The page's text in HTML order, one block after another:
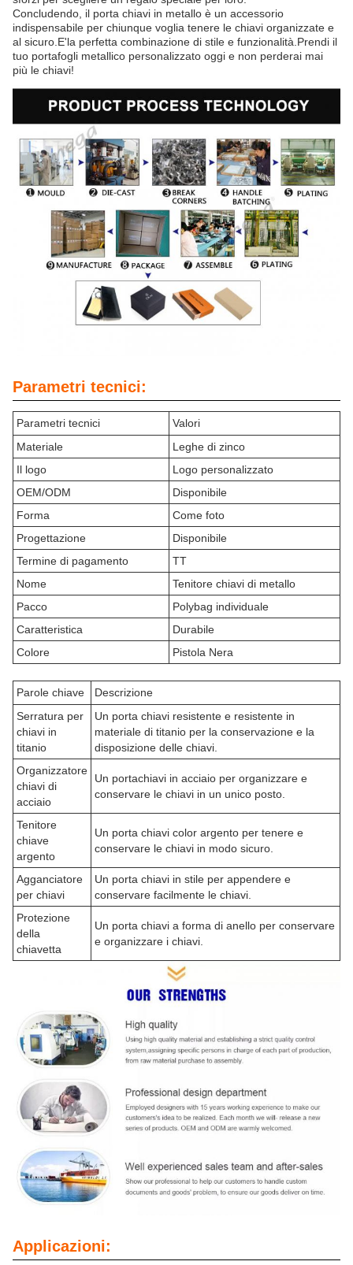
Concludendo, il porta chiavi in metallo è un accessorio
indispensabile per chiunque voglia tenere le chiavi organizzate e
al sicuro.E'la perfetta combinazione di stile e funzionalità.Prendi il
tuo portafogli metallico personalizzato oggi e non perderai mai
più le chiavi!
Parametri tecnici:
Parametri tecnici
Valori
Materiale
Leghe di zinco
Il logo
Logo personalizzato
OEM/ODM
Disponibile
Forma
Come foto
Progettazione
Disponibile
Termine di pagamento
TT
Nome
Tenitore chiavi di metallo
Pacco
Polybag individuale
Caratteristica
Durabile
Colore
Pistola Nera
Parole chiave
Descrizione
Serratura per
chiavi in
titanio
Un porta chiavi resistente e resistente in
materiale di titanio per la conservazione e la
disposizione delle chiavi.
Organizzatore
chiavi di
acciaio
Un portachiavi in acciaio per organizzare e
conservare le chiavi in un unico posto.
Tenitore
chiave
argento
Un porta chiavi color argento per tenere e
conservare le chiavi in modo sicuro.
Agganciatore
per chiavi
Un porta chiavi in stile per appendere e
conservare facilmente le chiavi.
Protezione
della
chiavetta
Un porta chiavi a forma di anello per conservare
e organizzare i chiavi.
Applicazioni: